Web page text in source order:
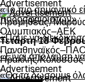
Advertisement
Προμηθέας/
Ολυμπιακός–ΑΕΚ
Τετάρτη 18
Hρακλής/
Advertisement
«Το πιο σημαντικό
ποδοσφαιριστών»
«Πάμε να
«Είναι απόλαυση
«Θα τα δώσουμε